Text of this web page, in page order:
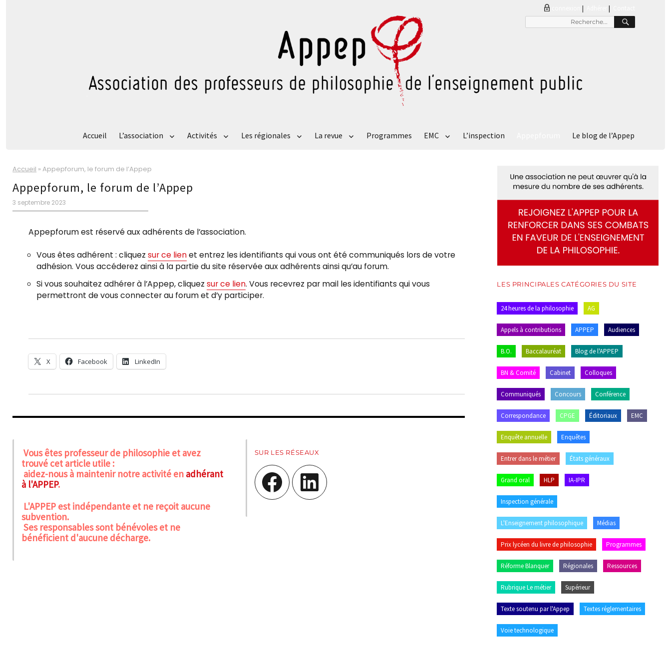
|
pour
Accueil L’association Activités Les régionales La revue Programmes EMC L’inspection Le blog de l’Appep
Accueil »Appepforum, le forum de l’Appep
Appepforum, le forum de l’Appep
Publié
le
3 septembre 2023
Appepforum est réservé aux adhérents de l’association.
Vous êtes adhérent : cliquez sur ce lienet entrez les identifiants qui vous ont été communiqués lors de votre
adhésion. Vous accéderez ainsi à la partie du site réservée aux adhérents ainsi qu’au forum.
Si vous souhaitez adhérer à l’Appep, cliquez sur ce lien. Vous recevrez par mail les identifiants qui vous
permettront de vous connecter au forum et d’y participer.
X Facebook LinkedIn
Vous êtes professeur de philosophie et avez
trouvé cet article utile :
aidez-nous à maintenir notre activité en adhérant
à l'APPEP.
L'APPEP est indépendante et ne reçoit aucune
subvention.
Ses responsables sont bénévoles et ne
bénéficient d'aucune décharge.
SUR LES RÉSEAUX
Facebook LinkedIn
LES PRINCIPALES CATÉGORIES DU SITE
24 heures de la philosophie AG
Appels à contributions APPEP Audiences
B.O. Baccalauréat Blog de l'APPEP
BN & Comité Cabinet Colloques
Communiqués Concours Conférence
Correspondance CPGE Éditoriaux EMC
Enquête annuelle Enquêtes
Entrer dans le métier États généraux
Grand oral HLP IA-IPR
Inspection générale
L'Enseignement philosophique Médias
Prix lycéen du livre de philosophie Programmes
Réforme Blanquer Régionales Ressources
Rubrique Le métier Supérieur
Texte soutenu par l'Appep Textes réglementaires
Voie technologique